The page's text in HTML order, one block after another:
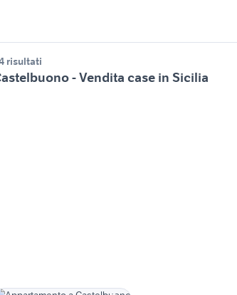
risultati
- Vendita case in Sicilia